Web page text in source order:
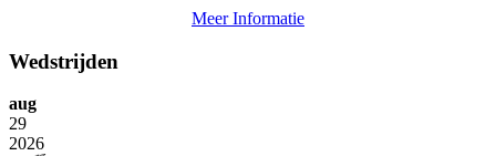
Contact
Meer Informatie
Wedstrijden
aug
29
2026